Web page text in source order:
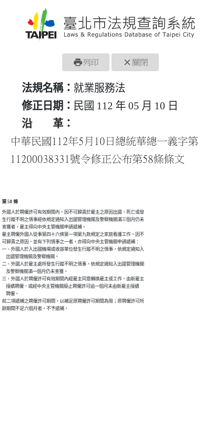
print列印 close 關閉
法規名稱： 就業服務法
修正日期： 民國 112 年 05 月 10 日
沿 革：
中華民國112年5月10日總統華總一義字第
11200038331號令修正公布第58條條文
第 58 條
外國人於聘僱許可有效期間內，因不可歸責於雇主之原因出國、死亡或發
生行蹤不明之情事經依規定通知入出國管理機關及警察機關滿三個月仍未
查獲者，雇主得向中央主管機關申請遞補。
雇主聘僱外國人從事第四十六條第一項第九款規定之家庭看護工作，因不
可歸責之原因，並有下列情事之一者，亦得向中央主管機關申請遞補：
一、外國人於入出國機場或收容單位發生行蹤不明之情事，依規定通知入
    出國管理機關及警察機關。
二、外國人於雇主處所發生行蹤不明之情事，依規定通知入出國管理機關
    及警察機關滿一個月仍未查獲。
三、外國人於聘僱許可有效期間內經雇主同意轉換雇主或工作，由新雇主
    接續聘僱，或經中央主管機關廢止聘僱許可逾一個月未由新雇主接續
    聘僱。
前二項遞補之聘僱許可期間，以補足原聘僱許可期間為限；原聘僱許可所
餘期間不足六個月者，不予遞補。